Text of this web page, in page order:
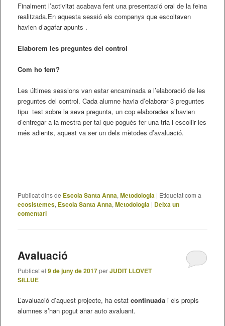
Finalment l’activitat acabava fent una presentació oral de la feina
realitzada.En aquesta sessió els companys que escoltaven
havien d’agafar apunts .
Elaborem les preguntes del control
Com ho fem?
Les últimes sessions van estar encaminada a l’elaboració de les
preguntes del control. Cada alumne havia d’elaborar 3 preguntes
tipu test sobre la seva pregunta, un cop elaborades s’havien
d’entregar a la mestra per tal que pogués fer una tria i escollir les
més adients, aquest va ser un dels mètodes d’avaluació.
Publicat dins de Escola Santa Anna, Metodologia | Etiquetat com a
ecosistemes, Escola Santa Anna, Metodologia | Deixa un
comentari
Avaluació
Publicat el 9 de juny de 2017perJUDIT LLOVET
SILLUE
L’avaluació d’aquest projecte, ha estat continuada i els propis
alumnes s’han pogut anar auto avaluant.